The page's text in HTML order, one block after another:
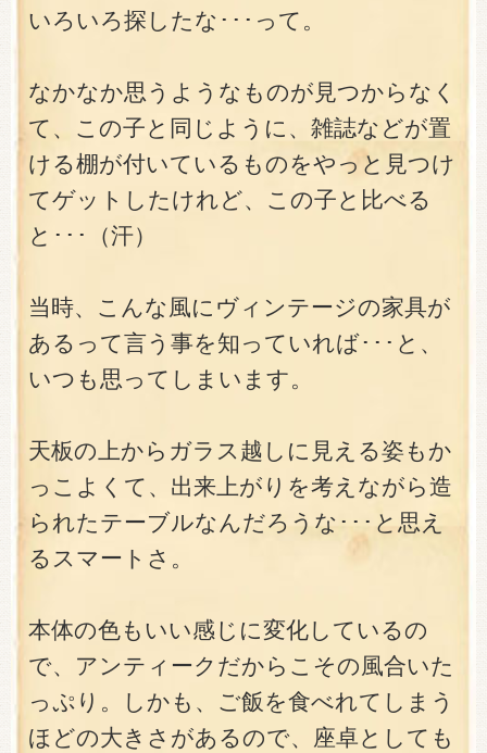
いろいろ探したな･･･って。
なかなか思うようなものが見つからなく
て、この子と同じように、雑誌などが置
ける棚が付いているものをやっと見つけ
てゲットしたけれど、この子と比べる
と･･･（汗）
当時、こんな風にヴィンテージの家具が
あるって言う事を知っていれば･･･と、
いつも思ってしまいます。
天板の上からガラス越しに見える姿もか
っこよくて、出来上がりを考えながら造
られたテーブルなんだろうな･･･と思え
るスマートさ。
本体の色もいい感じに変化しているの
で、アンティークだからこその風合いた
っぷり。しかも、ご飯を食べれてしまう
ほどの大きさがあるので、座卓としても